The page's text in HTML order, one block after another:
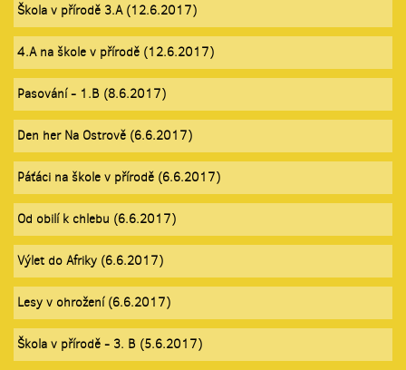
Škola v přírodě 3.A (12.6.2017)
4.A na škole v přírodě (12.6.2017)
Pasování - 1.B (8.6.2017)
Den her Na Ostrově (6.6.2017)
Páťáci na škole v přírodě (6.6.2017)
Od obilí k chlebu (6.6.2017)
Výlet do Afriky (6.6.2017)
Lesy v ohrožení (6.6.2017)
Škola v přírodě - 3. B (5.6.2017)